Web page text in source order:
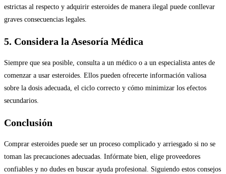
estrictas al respecto y adquirir esteroides de manera ilegal puede conllevar
graves consecuencias legales.
5. Considera la Asesoría Médica
Siempre que sea posible, consulta a un médico o a un especialista antes de
comenzar a usar esteroides. Ellos pueden ofrecerte información valiosa
sobre la dosis adecuada, el ciclo correcto y cómo minimizar los efectos
secundarios.
Conclusión
Comprar esteroides puede ser un proceso complicado y arriesgado si no se
toman las precauciones adecuadas. Infórmate bien, elige proveedores
confiables y no dudes en buscar ayuda profesional. Siguiendo estos consejos